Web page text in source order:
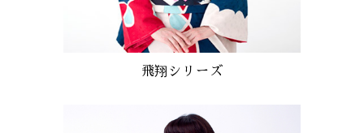
飛翔シリーズ